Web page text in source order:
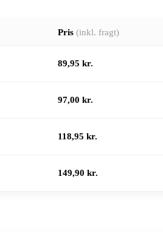
Pris (inkl. fragt)
89,95 kr.
97,00 kr.
118,95 kr.
149,90 kr.